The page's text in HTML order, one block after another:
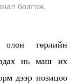
болгож
төрлийн
нь маш их
дээр позицоо